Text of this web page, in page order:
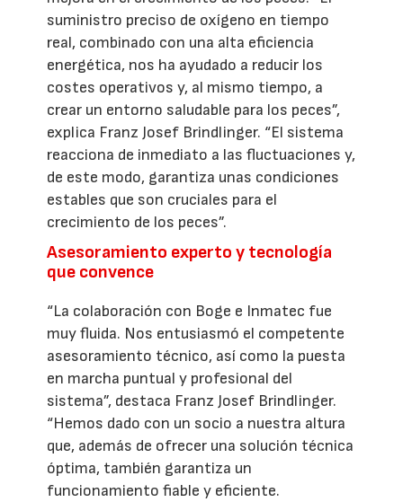
suministro preciso de oxígeno en tiempo
real, combinado con una alta eficiencia
energética, nos ha ayudado a reducir los
costes operativos y, al mismo tiempo, a
crear un entorno saludable para los peces”,
explica Franz Josef Brindlinger. “El sistema
reacciona de inmediato a las fluctuaciones y,
de este modo, garantiza unas condiciones
estables que son cruciales para el
crecimiento de los peces”.
Asesoramiento experto y tecnología
que convence
“La colaboración con Boge e Inmatec fue
muy fluida. Nos entusiasmó el competente
asesoramiento técnico, así como la puesta
en marcha puntual y profesional del
sistema”, destaca Franz Josef Brindlinger.
“Hemos dado con un socio a nuestra altura
que, además de ofrecer una solución técnica
óptima, también garantiza un
funcionamiento fiable y eficiente.